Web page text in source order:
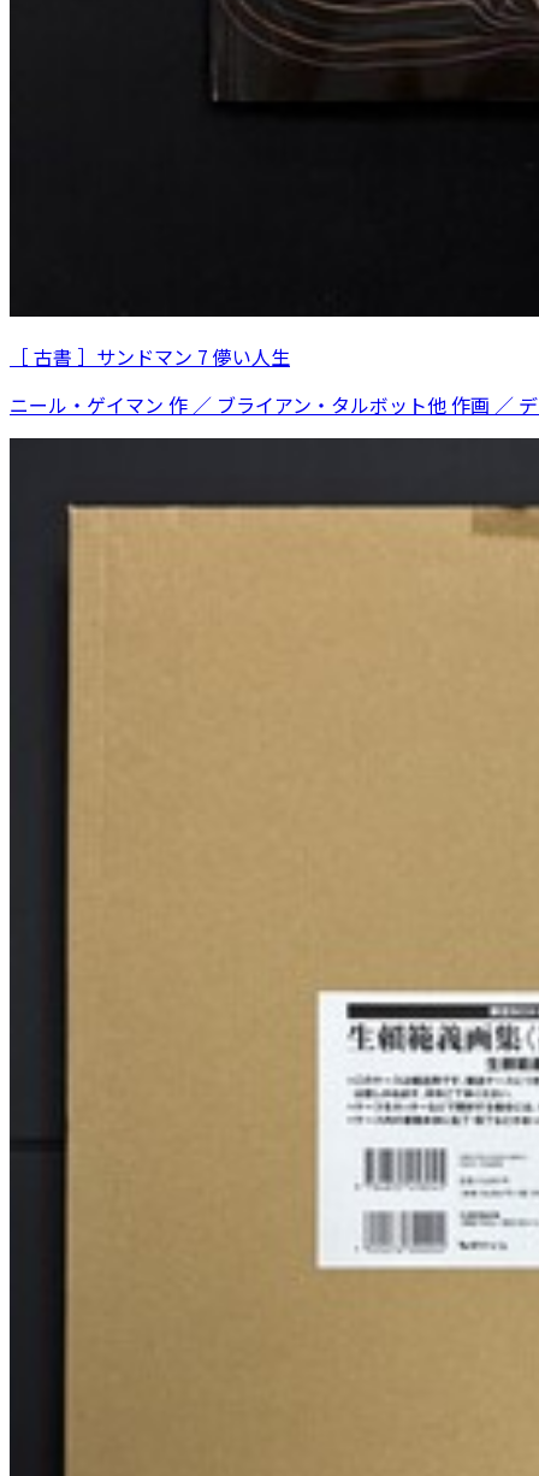
［ 古書 ］サンドマン 7 儚い人生
ニール・ゲイマン 作 ／ ブライアン・タルボット他 作画 ／